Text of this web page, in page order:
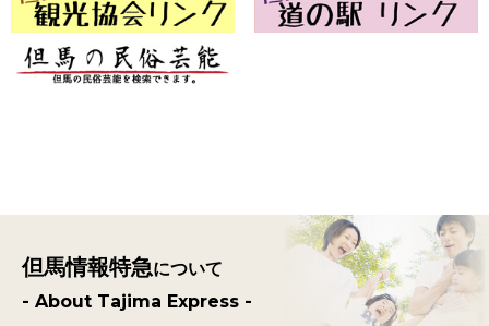
但馬情報特急について
- About Tajima Express -